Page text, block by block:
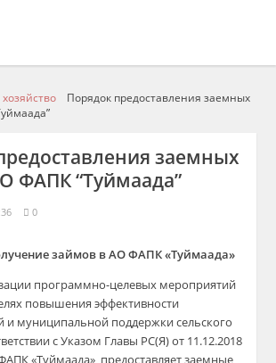
Порядок предоставления заемных
заемных
ФАПК “Туймаада”
0
займов в АО ФАПК «Туймаада»
программно-целевых мероприятий
повышения эффективности
и муниципальной поддержки сельского
с Указом Главы РС(Я) от 11.12.2018
«Туймаада» предоставляет заемные